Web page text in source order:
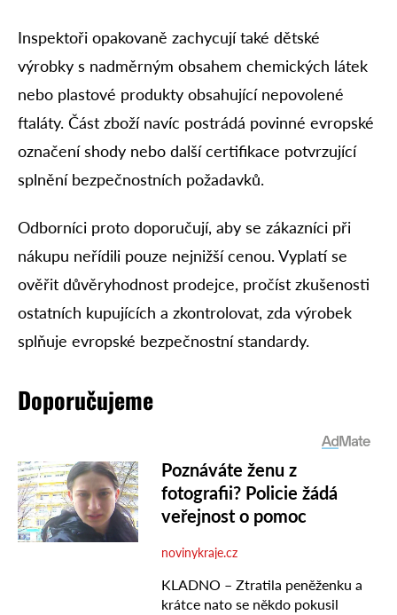
Inspektoři opakovaně zachycují také dětské
výrobky s nadměrným obsahem chemických látek
nebo plastové produkty obsahující nepovolené
ftaláty. Část zboží navíc postrádá povinné evropské
označení shody nebo další certifikace potvrzující
splnění bezpečnostních požadavků.
Odborníci proto doporučují, aby se zákazníci při
nákupu neřídili pouze nejnižší cenou. Vyplatí se
ověřit důvěryhodnost prodejce, pročíst zkušenosti
ostatních kupujících a zkontrolovat, zda výrobek
splňuje evropské bezpečnostní standardy.
Doporučujeme